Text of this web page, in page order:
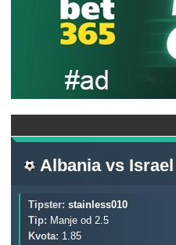
Albaniavs Israel
Tipster: stainless010
Tip: Manje od 2.5
Kvota: 1.85